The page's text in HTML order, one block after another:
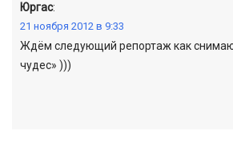
Юргас:
21 ноября 2012 в 9:33
Ждём следующий репортаж как
чудес» )))